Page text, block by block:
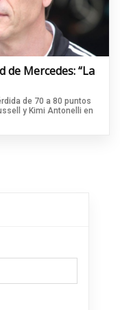
Mercedes: “La
de 70 a 80 puntos
y Kimi Antonelli en